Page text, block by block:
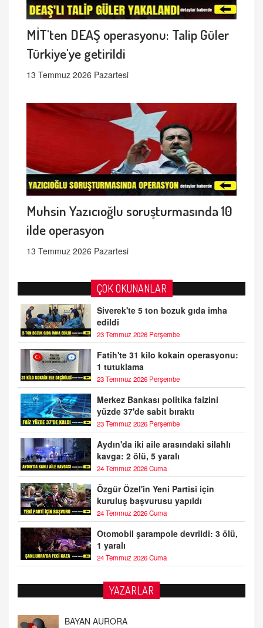
MİT'ten DEAŞ operasyonu: Talip Güler
Türkiye'ye getirildi
13 Temmuz 2026 Pazartesi
Muhsin Yazıcıoğlu soruşturmasında 10
ilde operasyon
13 Temmuz 2026 Pazartesi
ÇOK OKUNANLAR
Siverek'te 5 ton bozuk gıda imha
edildi
23 Temmuz 2026 Perşembe
Fatih'te 31 kilo kokain operasyonu:
1 tutuklama
23 Temmuz 2026 Perşembe
Merkez Bankası politika faizini
yüzde 37'de sabit bıraktı
23 Temmuz 2026 Perşembe
Aydın'da iki aile arasındaki silahlı
kavga: 2 ölü, 5 yaralı
24 Temmuz 2026 Cuma
Özgür Özel'in Yeni Partisi için
kuruluş başvurusu yapıldı
24 Temmuz 2026 Cuma
Otomobil şarampole devrildi: 3 ölü,
1 yaralı
24 Temmuz 2026 Cuma
YAZARLAR
DOKTOR CİVANIM